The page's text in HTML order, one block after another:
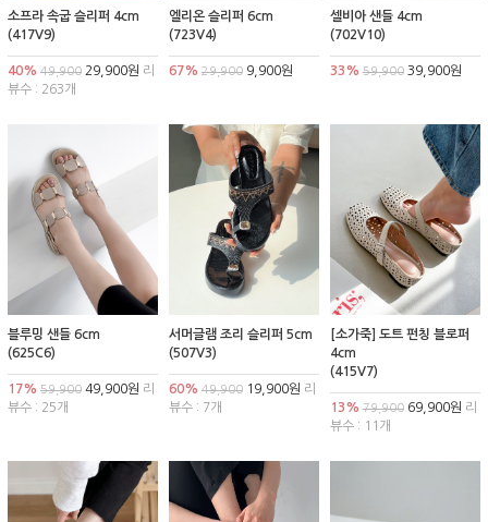
소프라 속굽 슬리퍼 4cm
(417V9)
40% 49,900 29,900원 리
뷰수 : 263개
엘리온 슬리퍼 6cm
(723V4)
67% 29,9009,900원
셀비아 샌들 4cm
(702V10)
33% 59,90039,900원
블루밍 샌들 6cm
(625C6)
17% 59,900 49,900원 리
뷰수 : 25개
서머글램 조리 슬리퍼 5cm
(507V3)
60% 49,90019,900원 리
뷰수 : 7개
[소가죽] 도트 펀칭 블로퍼
4cm
(415V7)
13% 79,90069,900원 리
뷰수 : 11개